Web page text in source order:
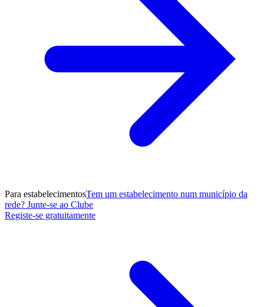
Para estabelecimentosTem um estabelecimento num município da
rede? Junte-se ao Clube
Registe-se gratuitamente